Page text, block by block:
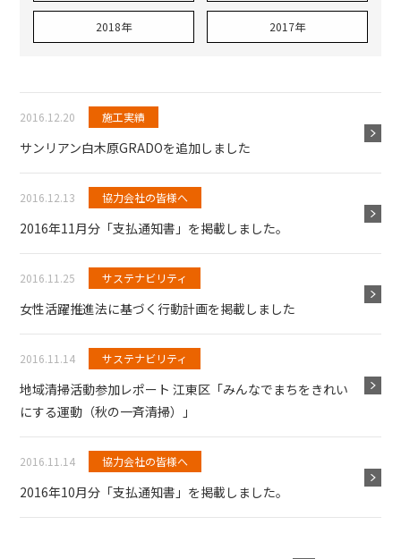
2018年 2017年
2016.12.20 施工実績
サンリアン白木原GRADOを追加しました
2016.12.13 協力会社の皆様へ
2016年11月分「支払通知書」を掲載しました。
2016.11.25 サステナビリティ
女性活躍推進法に基づく行動計画を掲載しました
2016.11.14 サステナビリティ
地域清掃活動参加レポート 江東区「みんなでまちをきれい
にする運動（秋の一斉清掃）」
2016.11.14 協力会社の皆様へ
2016年10月分「支払通知書」を掲載しました。